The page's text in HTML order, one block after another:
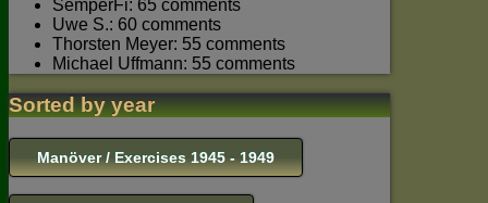
SemperFi: 65 comments
Uwe S.: 60 comments
Thorsten Meyer: 55 comments
Michael Uffmann: 55 comments
Sorted by year
Manöver / Exercises 1945 - 1949